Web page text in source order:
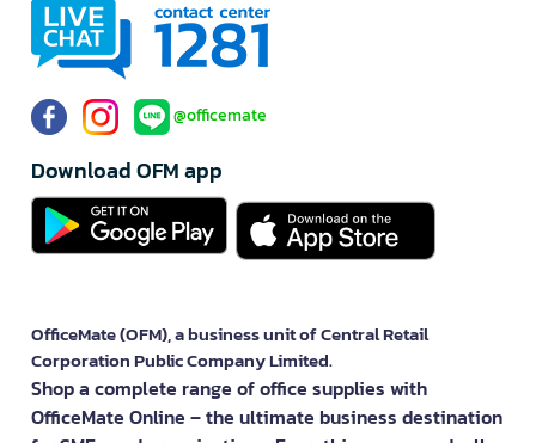
@officemate
Download OFM app
OfficeMate (OFM), a business unit of Central Retail
Corporation Public Company Limited.
Shop a complete range of office supplies with
OfficeMate Online – the ultimate business destination